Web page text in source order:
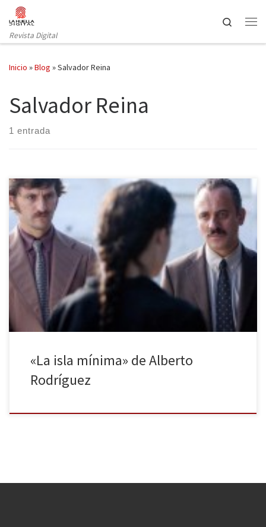
Saltar al contenido
Revista Digital
Search
Inicio »Blog »Salvador Reina
Salvador Reina
1 entrada
La resolución de una trama detectivesca no viene a ser el objetivo
principal, sino que la importancia de toda novela negra presenta
una atmósfera asfixiante, insegura, violenta, injusta, corrompida
por el poder. La división entre buenos y malos queda difuminada,
sus protagonistas son individuos derrotados, en decadencia, que
buscan la […]
«La isla mínima» de Alberto
Rodríguez